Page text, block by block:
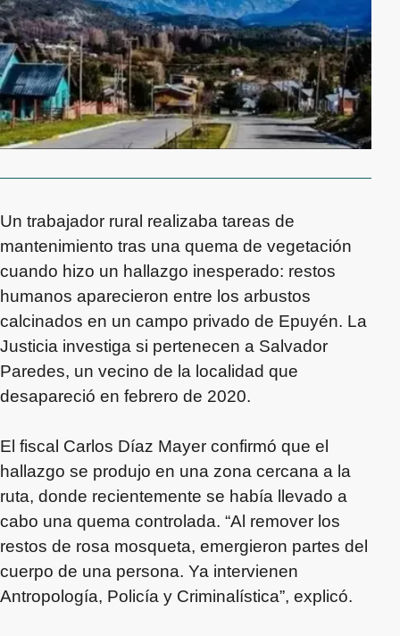
Un trabajador rural realizaba tareas de
mantenimiento tras una quema de vegetación
cuando hizo un hallazgo inesperado: restos
humanos aparecieron entre los arbustos
calcinados en un campo privado de Epuyén. La
Justicia investiga si pertenecen a Salvador
Paredes, un vecino de la localidad que
desapareció en febrero de 2020.
El fiscal Carlos Díaz Mayer confirmó que el
hallazgo se produjo en una zona cercana a la
ruta, donde recientemente se había llevado a
cabo una quema controlada. “Al remover los
restos de rosa mosqueta, emergieron partes del
cuerpo de una persona. Ya intervienen
Antropología, Policía y Criminalística”, explicó.